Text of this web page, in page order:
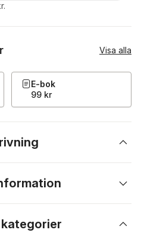
Visa alla
E-bok
99 kr